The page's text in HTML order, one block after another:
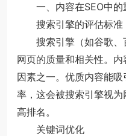
一、内容在SEO中的
搜索引擎的评估标准
搜索引擎（如谷歌、
网页的质量和相关性。
因素之一。优质内容能
率，这会被搜索引擎视
高排名。
关键词优化